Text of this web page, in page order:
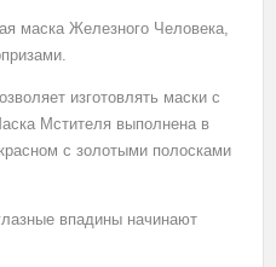
маска Железного Человека,
изготовлять маски с
Мстителя выполнена в
с золотыми полосками
впадины начинают